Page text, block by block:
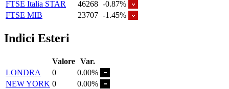
FTSE Italia STAR
46268 -0.87%
FTSE MIB
23707 -1.45%
Indici Esteri
Valore Var.
LONDRA
0
0.00%
NEW YORK 0
0.00%